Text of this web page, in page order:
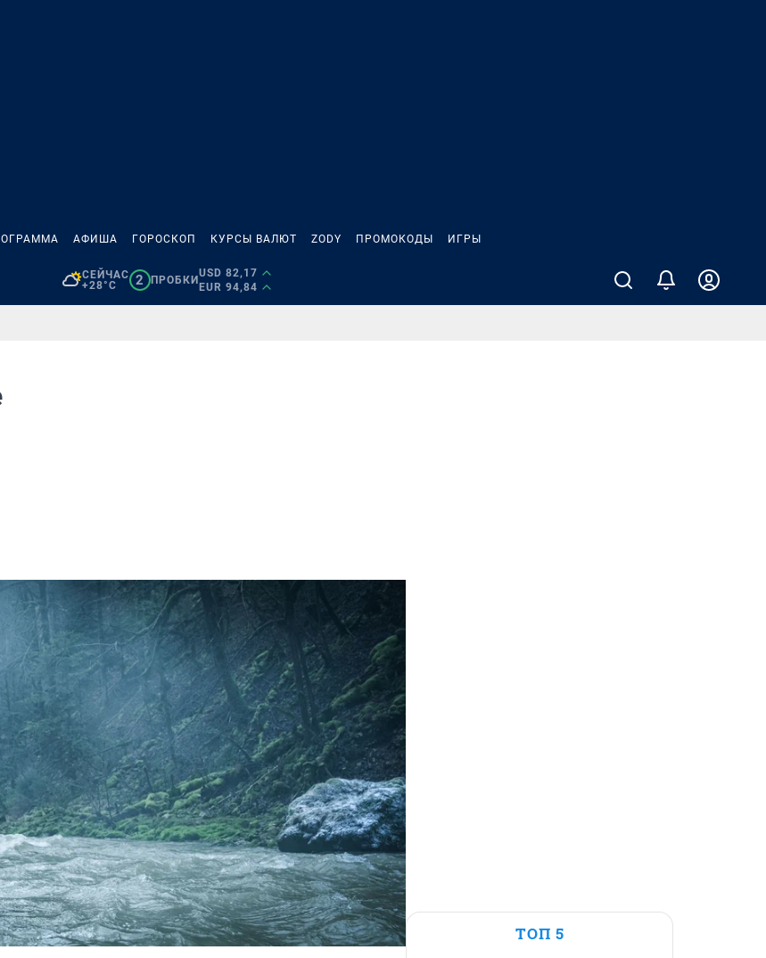
АФИША ГОРОСКОП КУРСЫ ВАЛЮТ ZODY ПРОМОКОДЫ ИГРЫ
СЕЙЧАС
+28°C
2 ПРОБКИ
USD 82,17
EUR 94,84
ТОП 5